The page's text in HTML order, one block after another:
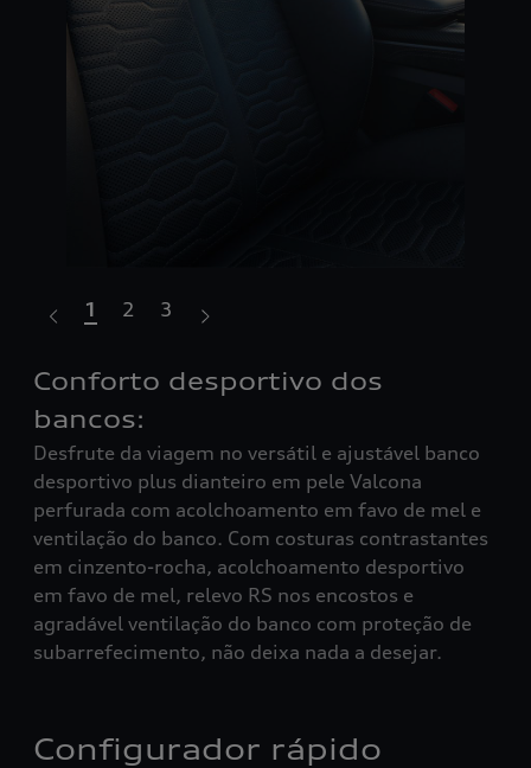
Conforto desportivo dos
bancos:
Desfrute da viagem no versátil e ajustável banco
desportivo plus dianteiro em pele Valcona
perfurada com acolchoamento em favo de mel e
ventilação do banco. Com costuras contrastantes
em cinzento-rocha, acolchoamento desportivo
em favo de mel, relevo RS nos encostos e
agradável ventilação do banco com proteção de
subarrefecimento, não deixa nada a desejar.
1 2 3
Configurador rápido